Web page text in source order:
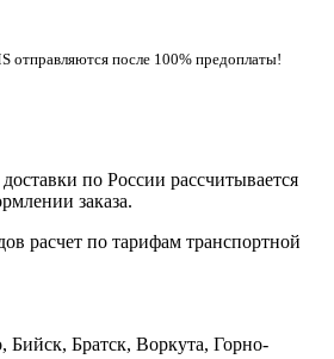
отправляются после 100% предоплаты!
по России рассчитывается
заказа.
расчет по тарифам транспортной
Братск, Воркута, Горно-